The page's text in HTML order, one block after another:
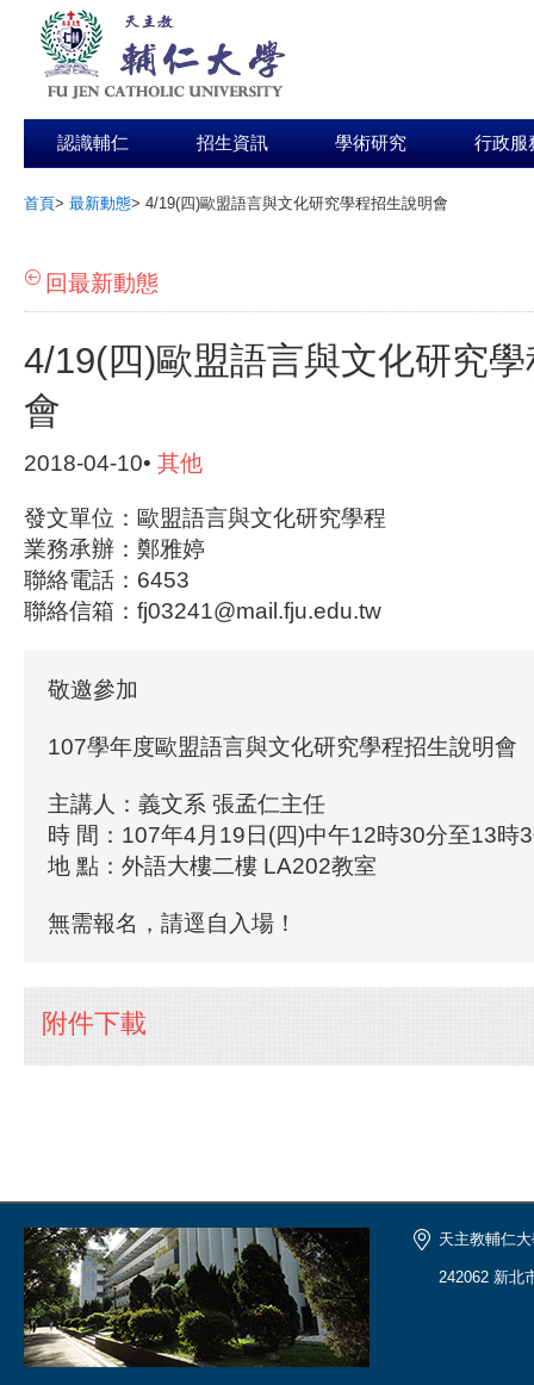
認識輔仁 招生資訊 學術研究 行政服
首頁> 最新動態> 4/19(四)歐盟語言與文化研究學程招生說明會
回最新動態
4/19(四)歐盟語言與文化研究
會
2018-04-10• 其他
發文單位：歐盟語言與文化研究學程
業務承辦：鄭雅婷
聯絡電話：6453
聯絡信箱：fj03241@mail.fju.edu.tw
敬邀參加
107學年度歐盟語言與文化研究學程招生說明會
主講人：義文系 張孟仁主任
時 間：107年4月19日(四)中午12時30分至13時
地 點：外語大樓二樓 LA202教室
無需報名，請逕自入場！
附件下載
天主教輔仁
242062 新北